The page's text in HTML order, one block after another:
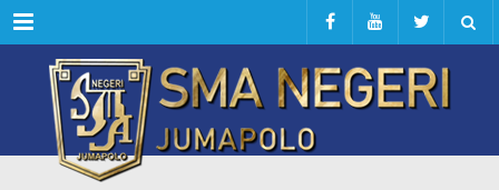
Menu